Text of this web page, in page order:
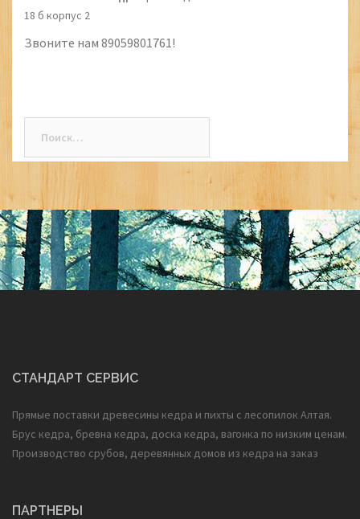
18 б корпус 2
Звоните нам 89059801761!
СТАНДАРТ СЕРВИС
Прямые поставки древесины кедра и пихты с лесопилок Алтая.
Брус кедра, бревна кедра, доска кедра, вагонка по низким ценам.
Производство срубов, деревянных домов из кедра на заказ
ПАРТНЕРЫ